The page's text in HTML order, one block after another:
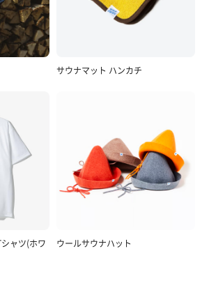
サウナマット ハンカチ
ャツ(ホワ
ウールサウナハット